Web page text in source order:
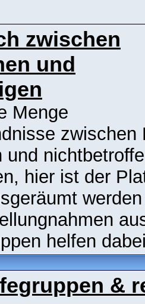
zwischen
und
Menge
zwischen
und
hier ist der
werden
helfen
&